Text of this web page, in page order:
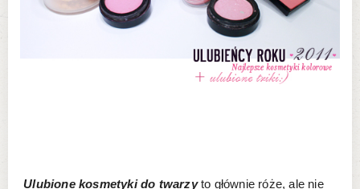
Ulubione kosmetyki do twarzyto głównie róże, ale nie